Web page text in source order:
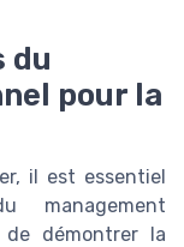
du
pour la
il est essentiel
management
démontrer la